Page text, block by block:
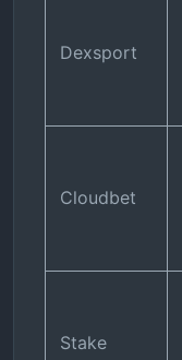
Dexsport
Cloudbet
Stake